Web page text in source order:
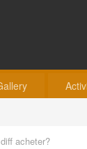
acheter?